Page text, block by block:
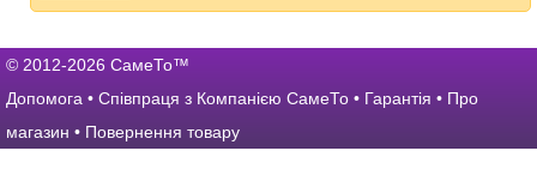
© 2012-2026 СамеТо™
Допомога • Співпраця з Компанією СамеТо • Гарантія • Про
магазин • Повернення товару